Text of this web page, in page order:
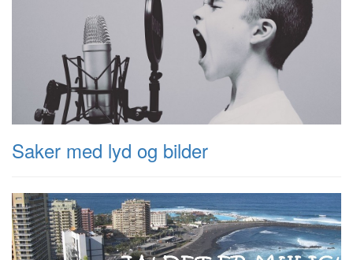
Saker med lyd og bilder